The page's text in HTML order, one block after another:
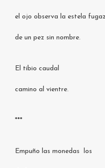
el ojo observa la estela fugaz
de un pez sin nombre.
El tibio caudal
camino al vientre.
***
Empuño las monedas los